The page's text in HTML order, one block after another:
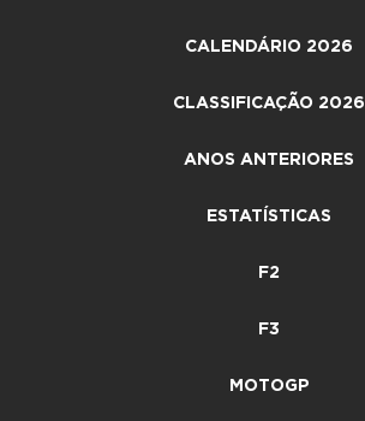
CALENDÁRIO 2026
CLASSIFICAÇÃO 2026
ANOS ANTERIORES
ESTATÍSTICAS
F2
F3
MOTOGP